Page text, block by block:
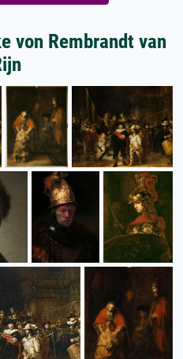
von Rembrandt van